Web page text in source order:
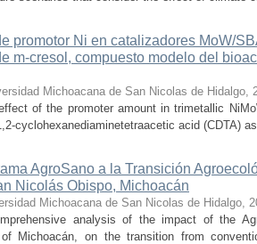
promotor Ni en catalizadores MoW/
m-cresol, compuesto modelo del
Michoacana de San Nicolas de Hidalgo,
of the promoter amount in trimetallic
cyclohexanediaminetetraacetic acid (CDTA)
AgroSano a la Transición
Nicolás Obispo, Michoacán
Michoacana de San Nicolas de Hidalgo,
analysis of the impact of the
Michoacán, on the transition from